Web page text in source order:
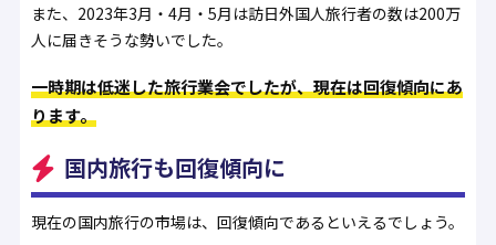
また、2023年3月・4月・5月は訪日外国人旅行者の数は200万
人に届きそうな勢いでした。
一時期は低迷した旅行業会でしたが、現在は回復傾向にあ
ります。
国内旅行も回復傾向に
現在の国内旅行の市場は、回復傾向であるといえるでしょう。